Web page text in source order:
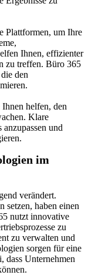
Plattformen, um Ihre
Ihnen, effizienter
zu treffen. Büro 365
den
helfen, den
Klare
und
im
verändert.
setzen, haben einen
nutzt innovative
zu
zu verwalten und
sorgen für eine
dass Unternehmen